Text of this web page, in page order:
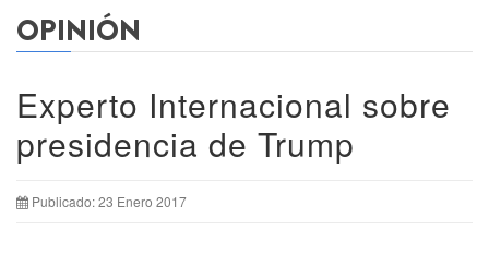
OPINIÓN
Experto Internacional sobre
presidencia de Trump
Publicado: 23 Enero 2017